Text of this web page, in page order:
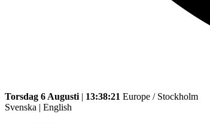
Torsdag 6 Augusti | 13:38:21 Europe / Stockholm
Svenska | English